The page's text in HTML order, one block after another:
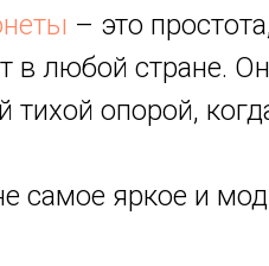
– это
в любой стране.
опорой,
самое яркое и